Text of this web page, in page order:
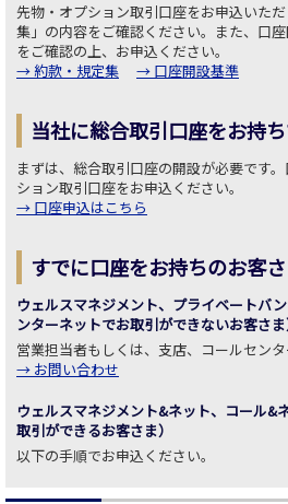
先物・オプション取引口座をお申込いた
集」の内容をご確認ください。また、口
をご確認の上、お申込ください。
→ 約款・規定集
→ 口座開設基準
当社に総合取引口座をお持
まずは、総合取引口座の開設が必要です
ション取引口座をお申込ください。
→ 口座申込はこちら
すでに口座をお持ちのお客
ウェルスマネジメント、プライベートバ
ンターネットでお取引ができないお客さま
営業担当者もしくは、支店、コールセンタ
→ お問い合わせ
ウェルスマネジメント&ネット、コール&
取引ができるお客さま）
以下の手順でお申込ください。